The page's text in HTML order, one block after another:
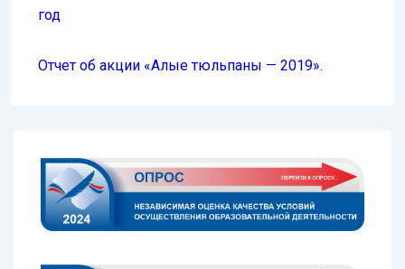
год
Отчет об акции «Алые тюльпаны — 2019».